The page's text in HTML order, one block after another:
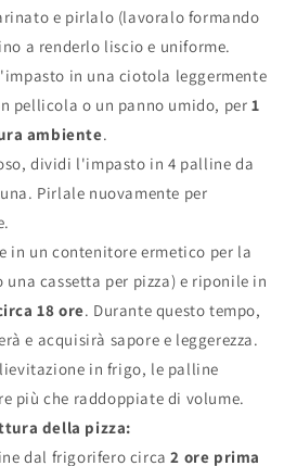
e pirlalo (lavoralo formando
a renderlo liscio e uniforme.
in una ciotola leggermente
pellicola o un panno umido, per1
ambiente.
dividi l'impasto in 4 palline da
Pirlale nuovamente per
in un contenitore ermetico per la
cassetta per pizza) e riponile in
18 ore. Durante questo tempo,
e acquisirà sapore e leggerezza.
in frigo, le palline
più che raddoppiate di volume.
della pizza:
dal frigorifero circa2 ore prima